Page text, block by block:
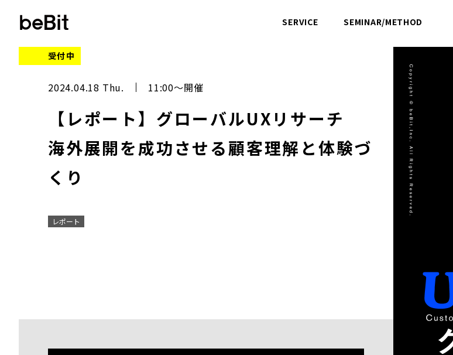
SERVICE SEMINAR/METHOD
受付中
2024.04.18 Thu. 11:00～開催
【レポート】グローバルUXリサーチ
海外展開を成功させる顧客理解と体験づ
くり
レポート